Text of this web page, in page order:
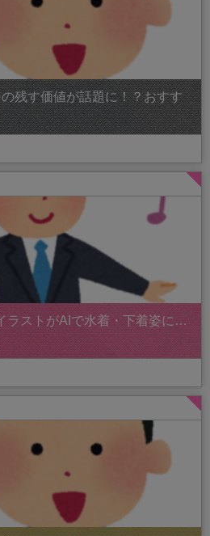
残す価値が話題に！？おすす
ラストがAIで水着・下着姿に…